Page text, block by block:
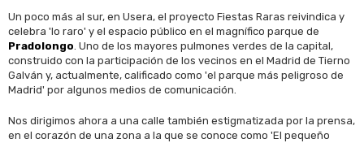
Un poco más al sur, en Usera, el proyecto Fiestas Raras reivindica y
celebra 'lo raro' y el espacio público en el magnífico parque de
Pradolongo. Uno de los mayores pulmones verdes de la capital,
construido con la participación de los vecinos en el Madrid de Tierno
Galván y, actualmente, calificado como 'el parque más peligroso de
Madrid' por algunos medios de comunicación.
Nos dirigimos ahora a una calle también estigmatizada por la prensa,
en el corazón de una zona a la que se conoce como 'El pequeño